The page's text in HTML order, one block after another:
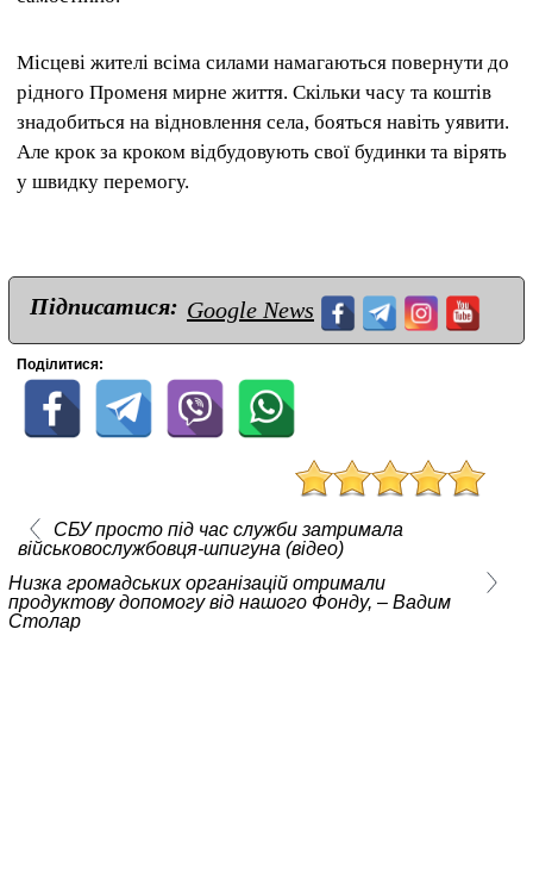
Місцеві жителі всіма силами намагаються повернути до
рідного Променя мирне життя. Скільки часу та коштів
знадобиться на відновлення села, бояться навіть уявити.
Але крок за кроком відбудовують свої будинки та вірять
у швидку перемогу.
Підписатися: Google News
Поділитися:
СБУ просто під час служби затримала
військовослужбовця-шпигуна (відео)
Низка громадських організацій отримали
продуктову допомогу від нашого Фонду, – Вадим
Столар